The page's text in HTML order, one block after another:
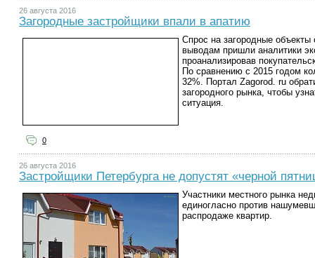
26 августа 2016
Загородные застройщики впали в апатию
Спрос на загородные объекты
выводам пришли аналитики
проанализировав
По сравнению с 2015 годом
32%. Портал Zagorod. ru
загородного рынка, чтобы
ситуация.
0
26 августа 2016
Застройщики Петербурга не допустят «черной
Участники местного рынка
единогласно против
распродаже квартир.